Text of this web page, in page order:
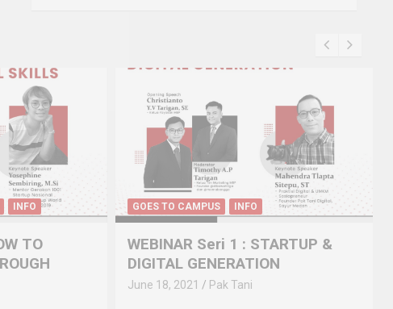
&
GOES TO CAMPUS
SEMINAR & WORKSHOP
Webinar : “MEMBANGUN
STARTUP SEDARI MAHASISWA”
May 28, 2021 Pak Tani